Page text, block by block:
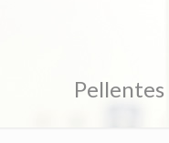
Pellentes